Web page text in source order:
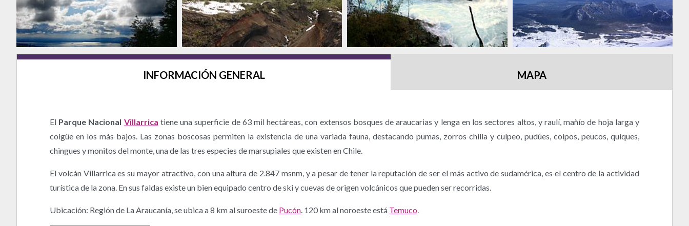
INFORMACIÓN GENERAL MAPA
El Parque Nacional Villarrica tiene una superficie de 63 mil hectáreas, con extensos bosques de araucarias y lenga en los sectores altos, y raulí, mañío de hoja larga y
coigüe en los más bajos. Las zonas boscosas permiten la existencia de una variada fauna, destacando pumas, zorros chilla y culpeo, pudúes, coipos, peucos, quiques,
chingues y monitos del monte, una de las tres especies de marsupiales que existen en Chile.
El volcán Villarrica es su mayor atractivo, con una altura de 2.847 msnm, y a pesar de tener la reputación de ser el más activo de sudamérica, es el centro de la actividad
turística de la zona. En sus faldas existe un bien equipado centro de ski y cuevas de origen volcánicos que pueden ser recorridas.
Ubicación: Región de La Araucanía, se ubica a 8 km al suroeste de Pucón . 120 km al noroeste está Temuco